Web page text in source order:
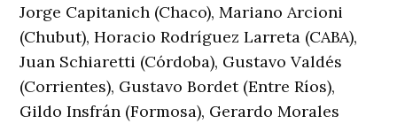
Jorge Capitanich (Chaco), Mariano Arcioni
(Chubut), Horacio Rodríguez Larreta (CABA),
Juan Schiaretti (Córdoba), Gustavo Valdés
(Corrientes), Gustavo Bordet (Entre Ríos),
Gildo Insfrán (Formosa), Gerardo Morales